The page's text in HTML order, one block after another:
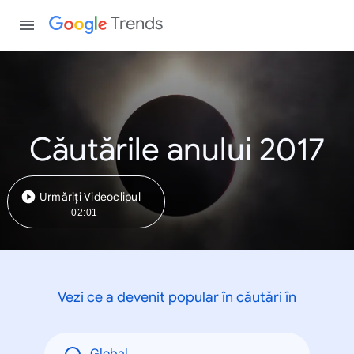
Trends
Căutările anului 2017
Urmăriți Videoclipul
02:01
Vezi ce a devenit popular în căutări în